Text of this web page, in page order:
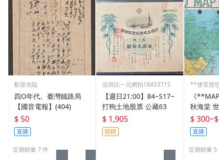
歡迎光臨
四O年代。臺灣鐵路局
【國音電報】(404)
$ 50
直購
近期銷量 7 件
沒得比一元網拍18453715
【週日21:00】84~S17~
打狗土地股票 公藏63
$ 1,905
競標
**便宜貨
《
秋海棠
國國旗)
$ 300~
直購
近期銷量 5